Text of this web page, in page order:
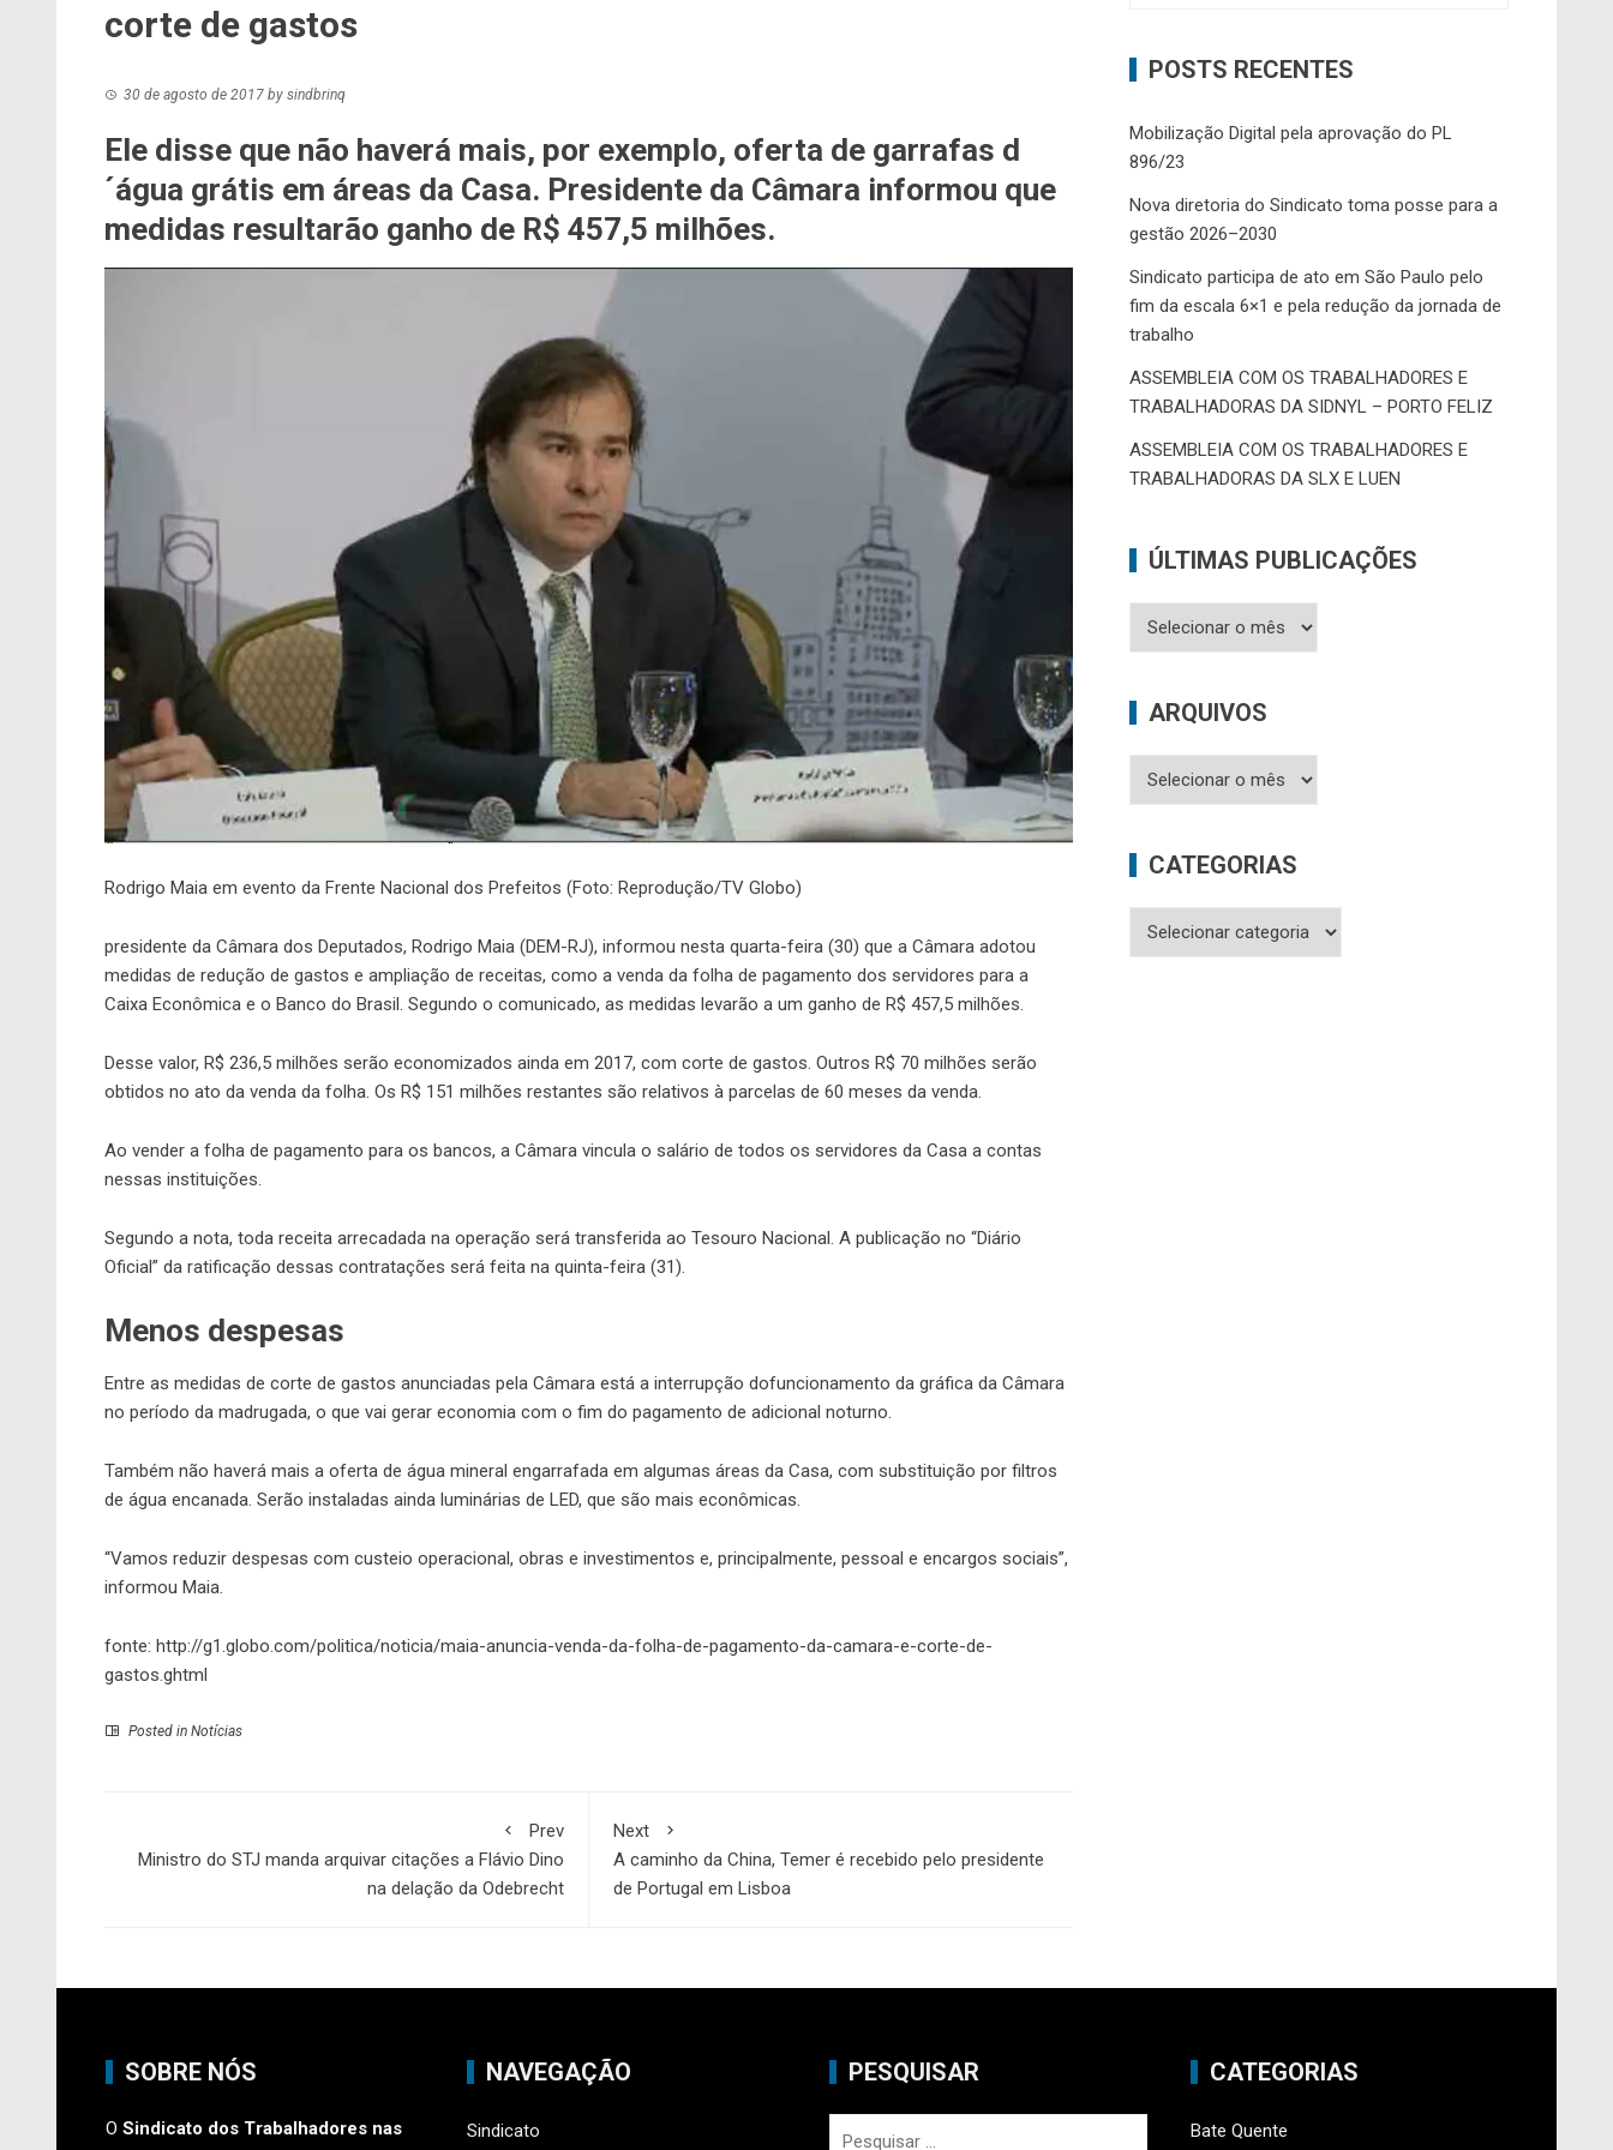
corte de gastos
30 de agosto de 2017 by sindbrinq
Ele disse que não haverá mais, por exemplo, oferta de garrafas d
´água grátis em áreas da Casa. Presidente da Câmara informou que
medidas resultarão ganho de R$ 457,5 milhões.
Rodrigo Maia em evento da Frente Nacional dos Prefeitos (Foto: Reprodução/TV Globo)
presidente da Câmara dos Deputados, Rodrigo Maia (DEM-RJ), informou nesta quarta-feira (30) que a Câmara adotou
medidas de redução de gastos e ampliação de receitas, como a venda da folha de pagamento dos servidores para a
Caixa Econômica e o Banco do Brasil. Segundo o comunicado, as medidas levarão a um ganho de R$ 457,5 milhões.
Desse valor, R$ 236,5 milhões serão economizados ainda em 2017, com corte de gastos. Outros R$ 70 milhões serão
obtidos no ato da venda da folha. Os R$ 151 milhões restantes são relativos à parcelas de 60 meses da venda.
Ao vender a folha de pagamento para os bancos, a Câmara vincula o salário de todos os servidores da Casa a contas
nessas instituições.
Segundo a nota, toda receita arrecadada na operação será transferida ao Tesouro Nacional. A publicação no “Diário
Oficial” da ratificação dessas contratações será feita na quinta-feira (31).
Menos despesas
Entre as medidas de corte de gastos anunciadas pela Câmara está a interrupção dofuncionamento da gráfica da Câmara
no período da madrugada, o que vai gerar economia com o fim do pagamento de adicional noturno.
Também não haverá mais a oferta de água mineral engarrafada em algumas áreas da Casa, com substituição por filtros
de água encanada. Serão instaladas ainda luminárias de LED, que são mais econômicas.
“Vamos reduzir despesas com custeio operacional, obras e investimentos e, principalmente, pessoal e encargos sociais”,
informou Maia.
fonte: http://g1.globo.com/politica/noticia/maia-anuncia-venda-da-folha-de-pagamento-da-camara-e-corte-de-
gastos.ghtml
Posted in Notícias
Prev
Ministro do STJ manda arquivar citações a Flávio Dino
na delação da Odebrecht
Next
A caminho da China, Temer é recebido pelo presidente
de Portugal em Lisboa
POSTS RECENTES
Mobilização Digital pela aprovação do PL
896/23
Nova diretoria do Sindicato toma posse para a
gestão 2026–2030
Sindicato participa de ato em São Paulo pelo
fim da escala 6×1 e pela redução da jornada de
trabalho
ASSEMBLEIA COM OS TRABALHADORES E
TRABALHADORAS DA SIDNYL – PORTO FELIZ
ASSEMBLEIA COM OS TRABALHADORES E
TRABALHADORAS DA SLX E LUEN
ÚLTIMAS PUBLICAÇÕES
Últimas
ARQUIVOS
Arquivos
CATEGORIAS
Categorias
SOBRE NÓS
OSindicato dos Trabalhadores nas
NAVEGAÇÃO
Sindicato
PESQUISAR CATEGORIAS
Bate Quente